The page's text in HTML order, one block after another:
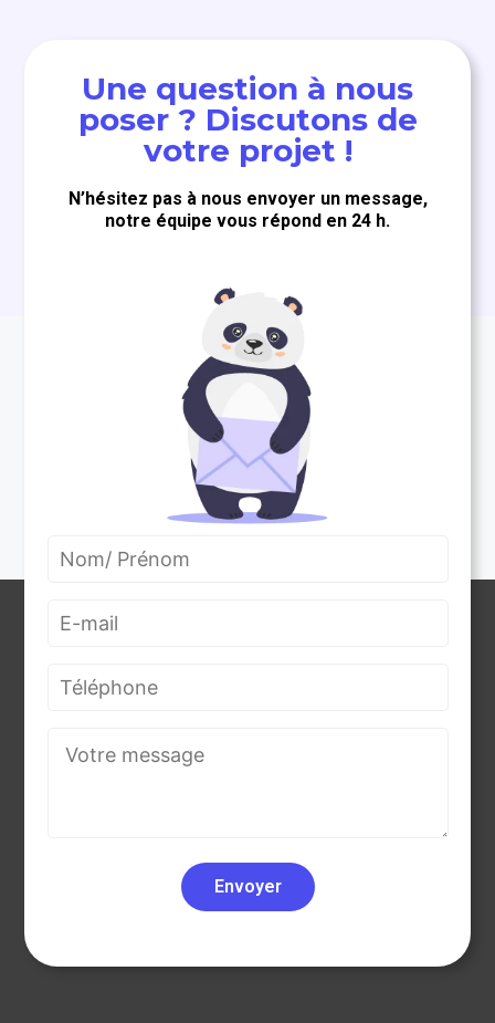
Une question à nous
poser ? Discutons de
votre projet !
N’hésitez pas à nous envoyer un message,
notre équipe vous répond en 24 h.